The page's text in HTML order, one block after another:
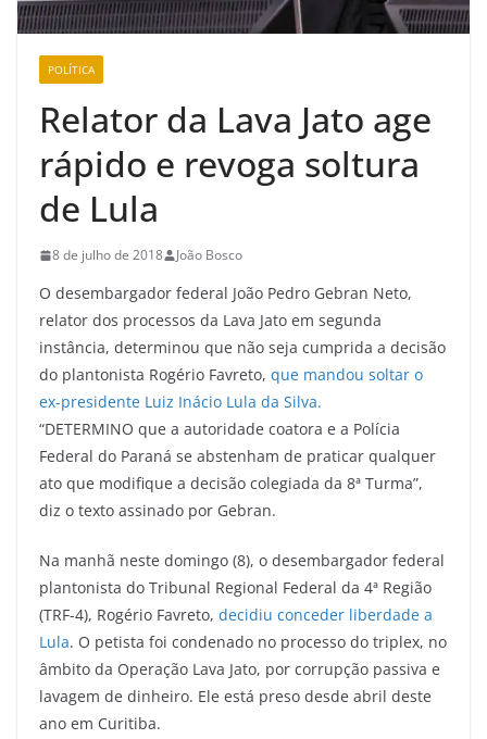
POLÍTICA
Relator da Lava Jato age
rápido e revoga soltura
de Lula
8 de julho de 2018 João Bosco
O desembargador federal João Pedro Gebran Neto,
relator dos processos da Lava Jato em segunda
instância, determinou que não seja cumprida a decisão
do plantonista Rogério Favreto, que mandou soltar o
ex-presidente Luiz Inácio Lula da Silva.
“DETERMINO que a autoridade coatora e a Polícia
Federal do Paraná se abstenham de praticar qualquer
ato que modifique a decisão colegiada da 8ª Turma”,
diz o texto assinado por Gebran.
Na manhã neste domingo (8), o desembargador federal
plantonista do Tribunal Regional Federal da 4ª Região
(TRF-4), Rogério Favreto, decidiu conceder liberdade a
Lula. O petista foi condenado no processo do triplex, no
âmbito da Operação Lava Jato, por corrupção passiva e
lavagem de dinheiro. Ele está preso desde abril deste
ano em Curitiba.